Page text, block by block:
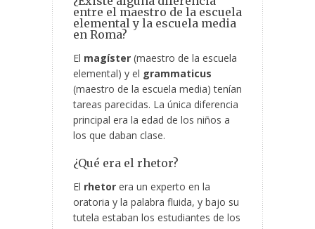
entre el maestro de la escuela
elemental y la escuela media
en Roma?
El magíster (maestro de la escuela
elemental) y el grammaticus
(maestro de la escuela media) tenían
tareas parecidas. La única diferencia
principal era la edad de los niños a
los que daban clase.
¿Qué era el rhetor?
El rhetor era un experto en la
oratoria y la palabra fluida, y bajo su
tutela estaban los estudiantes de los